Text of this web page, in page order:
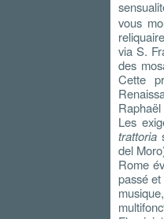
vous
via S.
des
Cette
Les
trattoria
del
Rome
passé